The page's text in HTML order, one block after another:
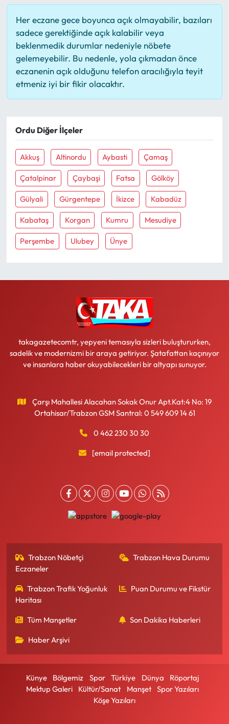
Her eczane gece boyunca açık olmayabilir, bazıları
sadece gerektiğinde açık kalabilir veya
beklenmedik durumlar nedeniyle nöbete
gelemeyebilir. Bu nedenle, yola çıkmadan önce
eczanenin açık olduğunu telefon aracılığıyla teyit
etmeniz iyi bir fikir olacaktır.
Ordu Diğer İlçeler
Akkuş Altinordu Aybasti Çamaş
Çatalpinar Çaybaşi Fatsa Gölköy
Gülyali Gürgentepe İkizce Kabadüz
Kabataş Korgan Kumru Mesudiye
Perşembe Ulubey Ünye
takagazetecomtr, yepyeni temasıyla sizleri buluştururken,
sadelik ve modernizmi bir araya getiriyor. Şatafattan kaçınıyor
ve insanlara haber okuyabilecekleri bir altyapı sunuyor.
Çarşı Mahallesi Alacahan Sokak Onur Apt.Kat:4 No: 19
Ortahisar/Trabzon GSM Santral: 0 549 609 14 61
0 462 230 30 30
[email protected]
Trabzon Nöbetçi
Eczaneler
Trabzon Hava Durumu
Trabzon Trafik Yoğunluk
Haritası
Puan Durumu ve Fikstür
Tüm Manşetler Son Dakika Haberleri
Haber Arşivi
Künye Bölgemiz Spor Türkiye Dünya
Röportaj
Mektup Galeri
Kültür/Sanat Manşet
Spor Yazıları
Köşe Yazıları